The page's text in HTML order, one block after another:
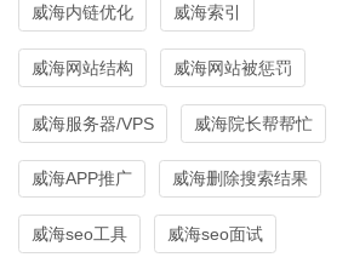
威海内链优化 威海索引
威海网站结构 威海网站被惩罚
威海服务器/VPS 威海院长帮帮忙
威海APP推广 威海删除搜索结果
威海seo工具 威海seo面试